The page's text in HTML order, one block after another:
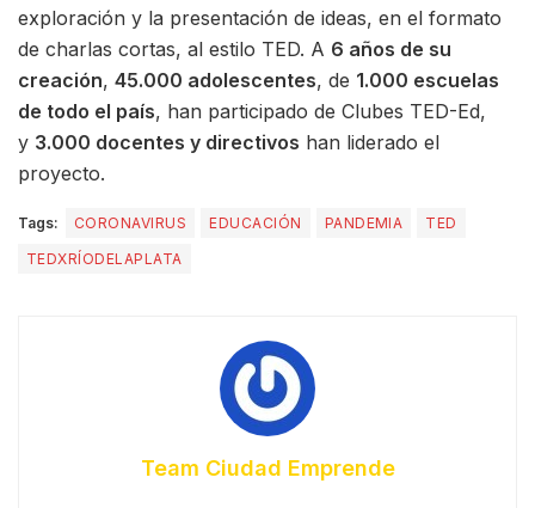
exploración y la presentación de ideas, en el formato
de charlas cortas, al estilo TED. A 6 años de su
creación, 45.000 adolescentes, de 1.000 escuelas
de todo el país, han participado de Clubes TED-Ed,
y 3.000 docentes y directivos han liderado el
proyecto.
Tags: CORONAVIRUS EDUCACIÓN PANDEMIA
TED
TEDXRÍODELAPLATA
Team Ciudad Emprende